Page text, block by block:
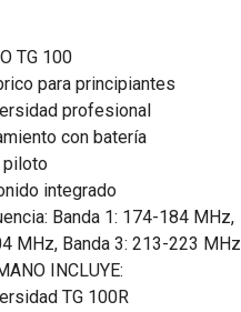
TG 100
para principiantes
profesional
con batería
piloto
integrado
Banda 1: 174-184 MHz,
MHz, Banda 3: 213-223 MHz
INCLUYE:
TG 100R